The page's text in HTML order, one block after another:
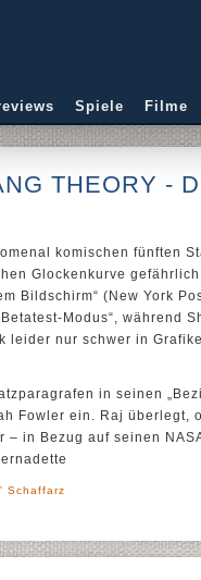
Spiele Filme
THEORY -
komischen fünften
Glockenkurve
Bildschirm“ (New York
Modus“, während
leider nur schwer in
in seinen
Fowler ein. Raj überlegt,
in Bezug auf seinen
Schaffarz